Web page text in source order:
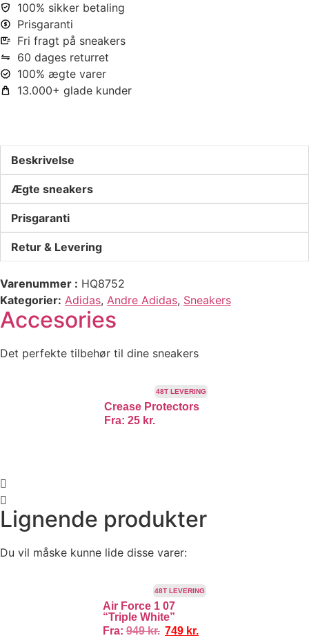
100% sikker betaling
Prisgaranti
Fri fragt på sneakers
60 dages returret
100% ægte varer
13.000+ glade kunder
Beskrivelse
Ægte sneakers
Prisgaranti
Retur & Levering
Varenummer
HQ8752
Kategorier Adidas, Andre Adidas, Sneakers
Accesories
Det perfekte tilbehør til dine sneakers
48T LEVERING
Crease Protectors
Fra: 25 kr.
Lignende produkter
Du vil måske kunne lide disse varer:
48T LEVERING
Air Force 1 07
“Triple White”
Fra: 949kr. 749 kr.